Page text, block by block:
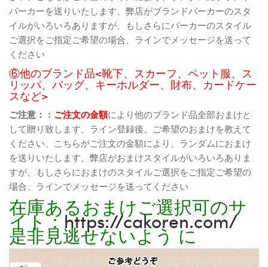
パーカーを送りいたします、弊店がブランドパーカーのスタ
イルがいろいろありますが、もしさらにパーカーのスタイル
ご選択をご指定ご希望の場合、ラインでメッセージを送って
ください
⑥他のブランド品<靴下、スカーフ、ペット服、ス
リッパ、バッグ、キーホルダー、財布、カードケー
スなど>
ご注意：： ご注文の金額により他のブランド品全部おまけと
して贈り致します、ライン登録後、ご希望のおまけを教えて
ください、こちらがご注文の金額により、ランダムにおまけ
を送りいたします、弊店がおまけスタイルがいろいろありま
すが、もしさらにおまけのスタイルご選択をご指定ご希望の
場合、ラインでメッセージを送ってください
在庫あるおまけご選択可のサ
イト：https://cakoren.com/
是非見逃せないよう に